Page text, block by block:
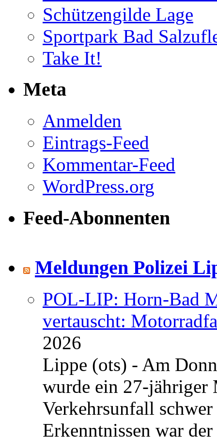
Schützengilde Lage
Sportpark Bad
Take It!
Meta
Anmelden
Eintrags-Feed
Kommentar-Feed
WordPress.org
Feed-Abonnenten
Meldungen Polizei
POL-LIP: Horn-Bad
vertauscht:
2026
Lippe (ots) - Am
wurde ein 27-jähriger
Verkehrsunfall
Erkenntnissen war